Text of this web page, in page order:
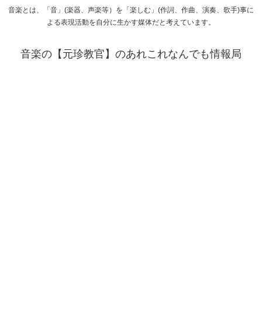
音楽とは、「音」(楽器、声楽等）を「楽しむ」(作詞、作曲、演奏、歌手)事に
よる表現活動を自分に生かす媒体だと考えています。
音楽の【元珍教官】のあれこれなんでも情報局